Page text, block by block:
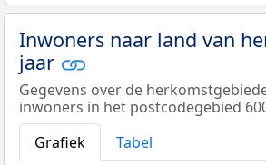
Inwoners naar land van
jaar
Gegevens over de
inwoners in het postcodegebied
Grafiek
Tabel